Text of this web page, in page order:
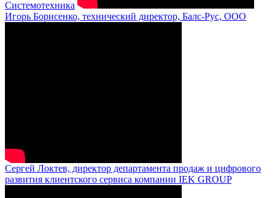
Системотехника
Игорь Борисенко, технический директор, Балс-Рус, ООО
Сергей Локтев, директор департамента продаж и цифрового
развития клиентского сервиса компании IEK GROUP